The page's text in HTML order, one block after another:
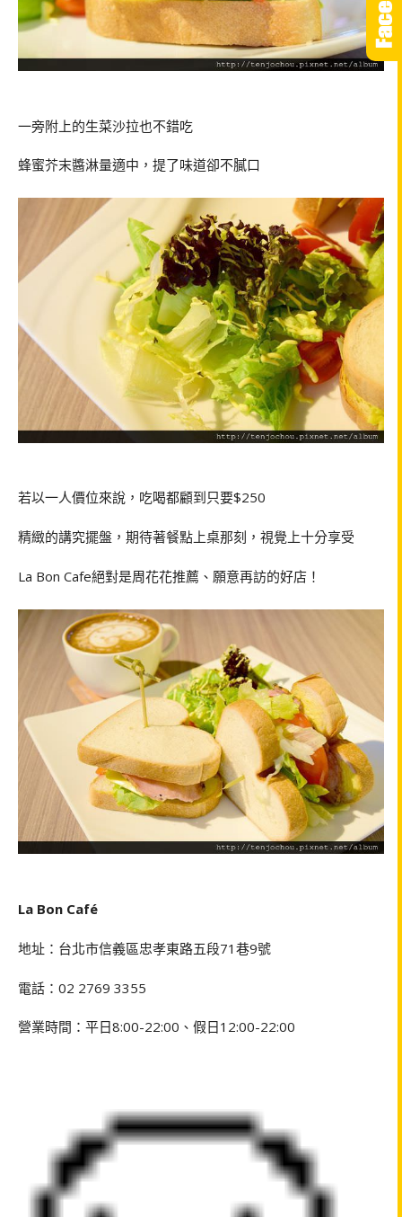
一旁附上的生菜沙拉也不錯吃
蜂蜜芥末醬淋量適中，提了味道卻不膩口
若以一人價位來說，吃喝都顧到只要$250
精緻的講究擺盤，期待著餐點上桌那刻，視覺上十分享受
La Bon Cafe絕對是周花花推薦、願意再訪的好店！
La Bon Café
地址：台北市信義區忠孝東路五段71 巷9號
電話： 02 2769 3355
營業時間：平日8:00-22:00 、假日12:00-22:00